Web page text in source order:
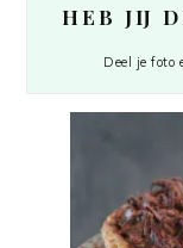
HEB JIJ
Deel je foto